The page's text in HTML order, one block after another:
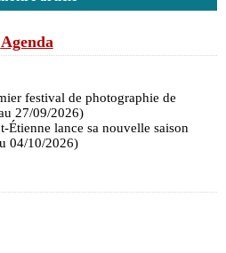
Agenda
festival de photographie de
27/09/2026)
Étienne lance sa nouvelle saison
04/10/2026)